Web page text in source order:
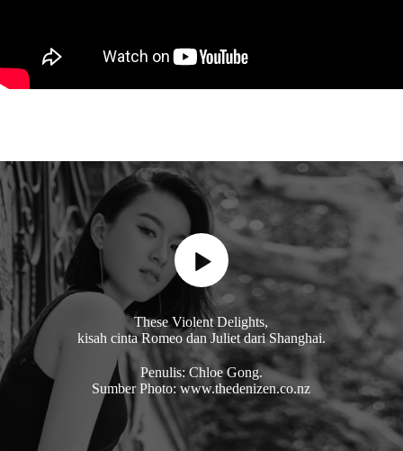
These Violent Delights,
kisah cinta Romeo dan Juliet dari Shanghai.
Penulis: Chloe Gong.
Sumber Photo: www.thedenizen.co.nz